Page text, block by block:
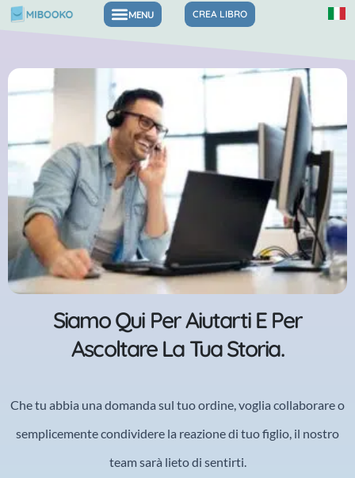
Vai
contenuto
CREA LIBRO
Siamo Qui Per Aiutarti E Per
Ascoltare La Tua Storia.
Che tu abbia una domanda sul tuo ordine, voglia collaborare o
semplicemente condividere la reazione di tuo figlio, il nostro
team sarà lieto di sentirti.